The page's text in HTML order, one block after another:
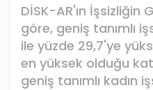
DİSK-AR'ın
göre, geniş tanımlı
ile yüzde 29,7'ye
en yüksek olduğu
geniş tanımlı kadın